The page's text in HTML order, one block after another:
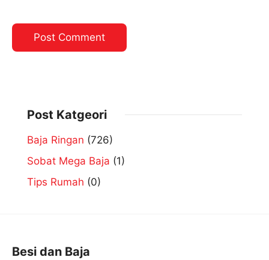
Post Katgeori
Baja Ringan (726)
Sobat Mega Baja (1)
Tips Rumah (0)
Besi dan Baja